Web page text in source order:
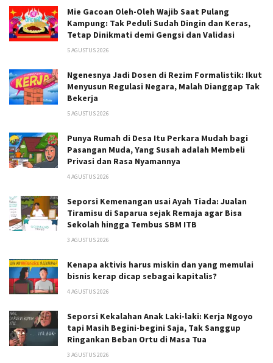
Mie Gacoan Oleh-Oleh Wajib Saat Pulang
Kampung: Tak Peduli Sudah Dingin dan Keras,
Tetap Dinikmati demi Gengsi dan Validasi
5 AGUSTUS 2026
Ngenesnya Jadi Dosen di Rezim Formalistik: Ikut
Menyusun Regulasi Negara, Malah Dianggap Tak
Bekerja
5 AGUSTUS 2026
Punya Rumah di Desa Itu Perkara Mudah bagi
Pasangan Muda, Yang Susah adalah Membeli
Privasi dan Rasa Nyamannya
4 AGUSTUS 2026
Seporsi Kemenangan usai Ayah Tiada: Jualan
Tiramisu di Saparua sejak Remaja agar Bisa
Sekolah hingga Tembus SBM ITB
3 AGUSTUS 2026
Kenapa aktivis harus miskin dan yang memulai
bisnis kerap dicap sebagai kapitalis?
4 AGUSTUS 2026
Seporsi Kekalahan Anak Laki-laki: Kerja Ngoyo
tapi Masih Begini-begini Saja, Tak Sanggup
Ringankan Beban Ortu di Masa Tua
3 AGUSTUS 2026